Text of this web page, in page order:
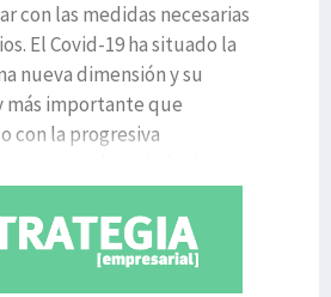
con las medidas necesarias
El Covid-19 ha situado la
nueva dimensión y su
más importante que
con la progresiva